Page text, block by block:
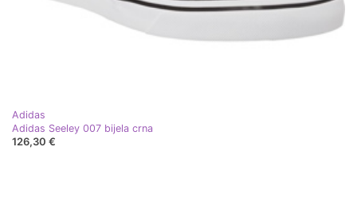
Adidas
Adidas Seeley 007 bijela crna
126,30 €